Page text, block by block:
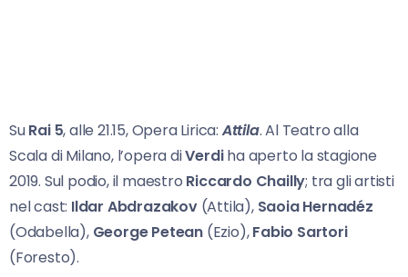
SuRai 5, alle 21.15, Opera Lirica:Attila. Al Teatro alla
Scala di Milano, l’opera diVerdiha aperto la stagione
2019. Sul podio, il maestro Riccardo Chailly; tra gli artisti
nel cast: Ildar Abdrazakov(Attila), Saoia Hernadéz
(Odabella), George Petean (Ezio),Fabio Sartori
(Foresto).